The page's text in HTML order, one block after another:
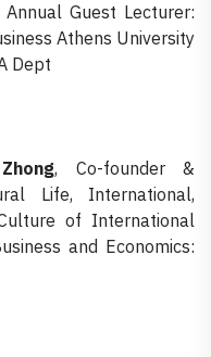
Guest Lecturer:
Athens University
Dept
, Co-founder &
Life, International,
of International
and Economics: